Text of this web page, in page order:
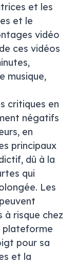
et les
et le
vidéo
ces vidéos
musique,
critiques en
négatifs
en
principaux
dû à la
qui
Les
risque chez
plateforme
pour sa
et la